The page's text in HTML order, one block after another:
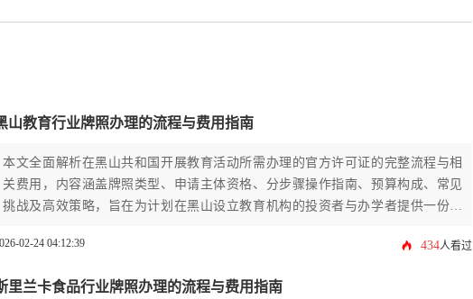
山教育行业牌照办理的流程与费用指南
本文全面解析在黑山共和国开展教育活动所需办理的官方许可证的完整流程与相
关费用，内容涵盖牌照类型、申请主体资格、分步骤操作指南、预算构成、常见
挑战及高效策略，旨在为计划在黑山设立教育机构的投资者与办学者提供一份详
02-24 04:12:39 434人看过
里兰卡食品行业牌照办理的流程与费用指南